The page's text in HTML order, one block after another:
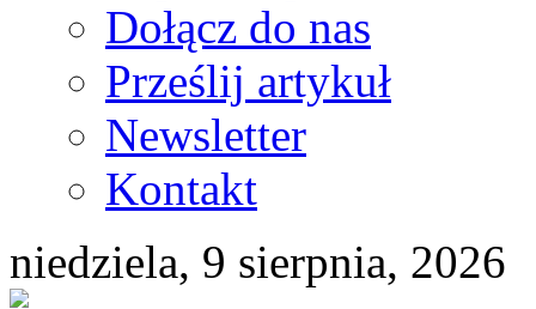
Dołącz do nas
Prześlij artykuł
Newsletter
Kontakt
niedziela, 9 sierpnia, 2026